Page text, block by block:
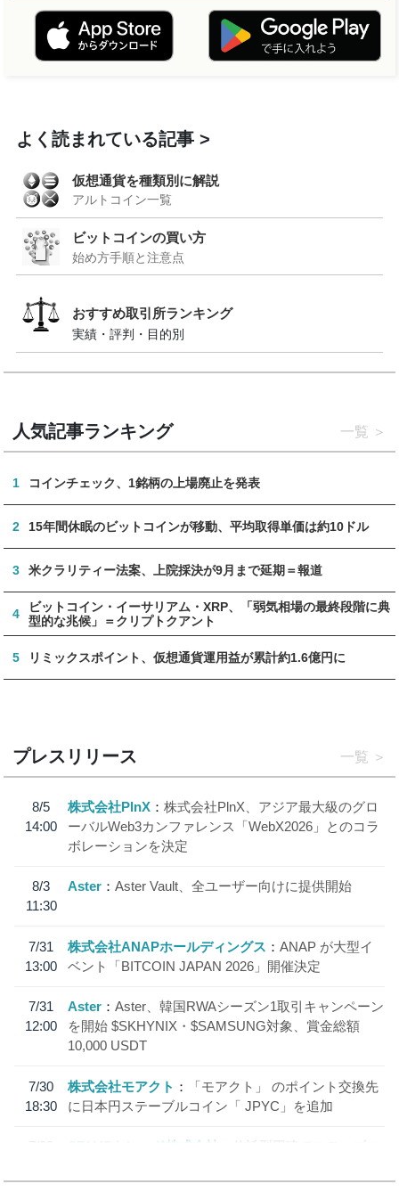
よく読まれている記事
仮想通貨を種類別に解説
アルトコイン一覧
ビットコインの買い方
始め方手順と注意点
おすすめ取引所ランキング
実績・評判・目的別
人気記事ランキング 一覧
1 コインチェック、1銘柄の上場廃止を発表
2 15年間休眠のビットコインが移動、平均取得単価は約10ドル
3 米クラリティー法案、上院採決が9月まで延期＝報道
4
ビットコイン・イーサリアム・XRP、「弱気相場の最終段階に典
型的な兆候」＝クリプトクアント
5 リミックスポイント、仮想通貨運用益が累計約1.6億円に
プレスリリース 一覧
8/5
14:00
株式会社PlnX
株式会社PlnX、アジア最大級のグロ
ーバルWeb3カンファレンス「WebX2026」とのコラ
ボレーションを決定
8/3
11:30
Aster Aster Vault、全ユーザー向けに提供開始
7/31
13:00
株式会社ANAPホールディングス
ANAP が大型イ
ベント「BITCOIN JAPAN 2026」開催決定
7/31
12:00
Aster
Aster、韓国RWAシーズン1取引キャンペーン
を開始 $SKHYNIX・$SAMSUNG対象、賞金総額
10,000 USDT
7/30
18:30
株式会社モアクト
「モアクト」 のポイント交換先
に日本円ステーブルコイン「 JPYC」を追加
7/29
SBI VCトレード株式会社
信託型円建てステーブル